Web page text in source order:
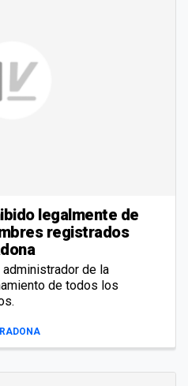
legalmente de
registrados
de la
de todos los